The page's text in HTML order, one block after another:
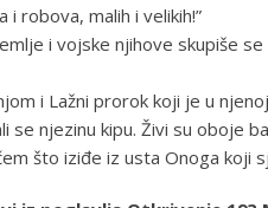
i robova, malih i velikih!”
i vojske njihove skupiše
i Lažni prorok koji je u
se njezinu kipu. Živi su oboje
što iziđe iz usta Onoga koji